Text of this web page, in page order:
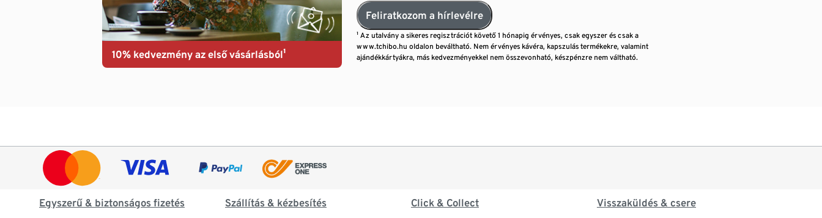
10% kedvezmény az első vásárlásból¹
Feliratkozom a hírlevélre
¹ Az utalvány a sikeres regisztrációt követő 1 hónapig érvényes, csak egyszer és csak a
www.tchibo.hu oldalon beváltható. Nem érvényes kávéra, kapszulás termékekre, valamint
ajándékkártyákra, más kedvezményekkel nem összevonható, készpénzre nem váltható.
Egyszerű & biztonságos fizetés Szállítás & kézbesítés Click & Collect Visszaküldés & csere